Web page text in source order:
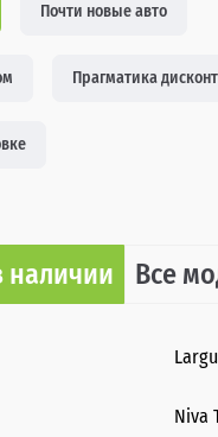
Почти новые авто
Прагматика дисконт
наличии Все
Niva